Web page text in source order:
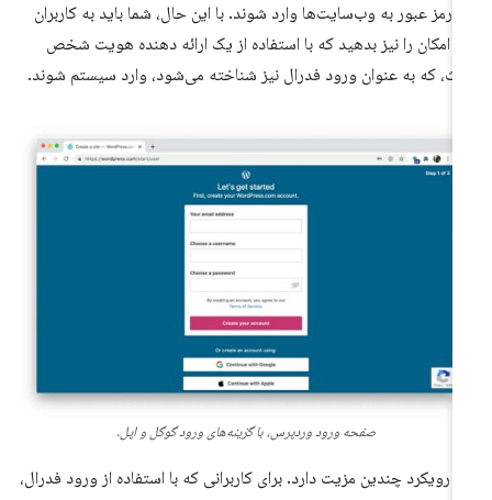
رمز عبور به وب‌سایت‌ها وارد شوند. با این حال، شما باید به کاربران
امکان را نیز بدهید که با استفاده از یک ارائه دهنده هویت شخص
که به عنوان ورود فدرال نیز شناخته می‌شود، وارد سیستم شوند.
صفحه ورود وردپرس، با گزینه‌های ورود گوگل و اپل.
رویکرد چندین مزیت دارد. برای کاربرانی که با استفاده از ورود فدرال،